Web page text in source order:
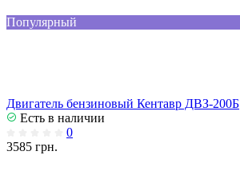
Популярный
Двигатель бензиновый Кентавр ДВЗ-200Б
Есть в наличии
0
3585 грн.